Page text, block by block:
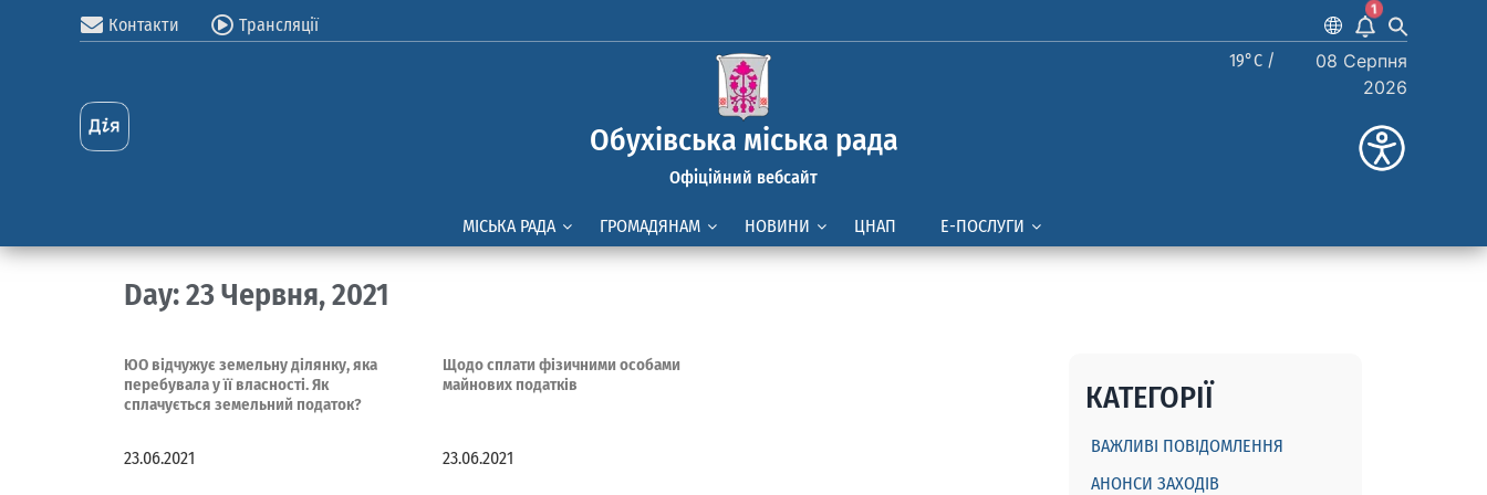
Контакти Трансляції
1
Обухівська міська рада
Офіційний вебсайт
19°C /
08 Серпня
2026
МІСЬКА РАДА ГРОМАДЯНАМ НОВИНИ ЦНАП Е-ПОСЛУГИ
Day: 23 Червня, 2021
ЮО відчужує земельну ділянку, яка
перебувала у її власності. Як
сплачується земельний податок?
23.06.2021
Щодо сплати фізичними особами
майнових податків
23.06.2021
КАТЕГОРІЇ
ВАЖЛИВІ ПОВІДОМЛЕННЯ
АНОНСИ ЗАХОДІВ